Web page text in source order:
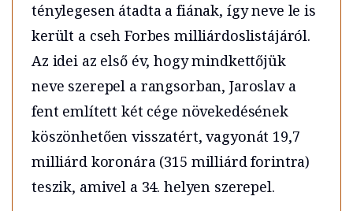
ténylegesen átadta a fiának, így neve le is
került a cseh Forbes milliárdoslistájáról.
Az idei az első év, hogy mindkettőjük
neve szerepel a rangsorban, Jaroslav a
fent említett két cége növekedésének
köszönhetően visszatért, vagyonát 19,7
milliárd koronára (315 milliárd forintra)
teszik, amivel a 34. helyen szerepel.